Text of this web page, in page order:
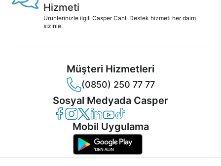
Hizmeti
Ürünlerinizle ilgili Casper Canlı Destek hizmeti her daim
sizinle.
Müşteri Hizmetleri
(0850) 250 77 77
Sosyal Medyada Casper
Casper Facebook
Casper Instagram
Casper Twitter
Casper LinkedIn
Casper YouTube
Casper TikTok
Mobil Uygulama